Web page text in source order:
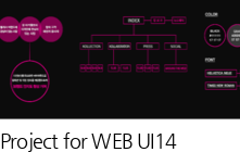
Project for WEB UI14